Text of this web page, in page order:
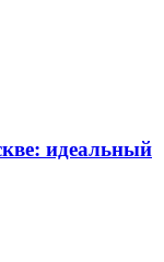
идеальный